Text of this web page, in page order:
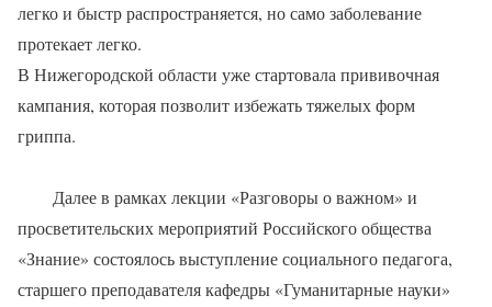
легко и быстр распространяется, но само заболевание
протекает легко.
В Нижегородской области уже стартовала прививочная
кампания, которая позволит избежать тяжелых форм
гриппа.
Далее в рамках лекции «Разговоры о важном» и
просветительских мероприятий Российского общества
«Знание» состоялось выступление социального педагога,
старшего преподавателя кафедры «Гуманитарные науки»